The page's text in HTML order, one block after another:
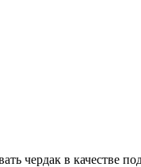
чердак в качестве